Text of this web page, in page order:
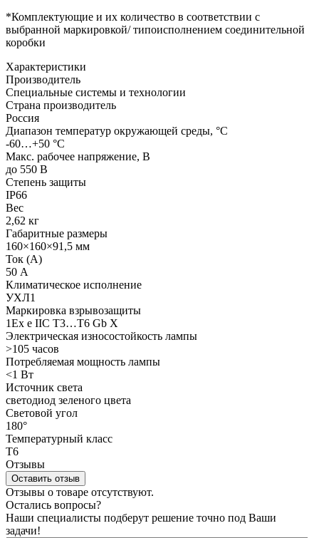
*Комплектующие и их количество в соответствии с
выбранной маркировкой/ типоисполнением соединительной
коробки
Характеристики
Производитель
Специальные системы и технологии
Страна производитель
Россия
Диапазон температур окружающей среды, °С
-60…+50 °С
Макс. рабочее напряжение, В
до 550 В
Степень защиты
IP66
Вес
2,62 кг
Габаритные размеры
160×160×91,5 мм
Ток (А)
50 А
Климатическое исполнение
УХЛ1
Маркировка взрывозащиты
1Ex e IIC T3…T6 Gb X
Электрическая износостойкость лампы
>105 часов
Потребляемая мощность лампы
<1 Вт
Источник света
светодиод зеленого цвета
Световой угол
180°
Температурный класс
Т6
Отзывы
Оставить отзыв
Отзывы о товаре отсутствуют.
Остались вопросы?
Наши специалисты подберут решение точно под Ваши
задачи!